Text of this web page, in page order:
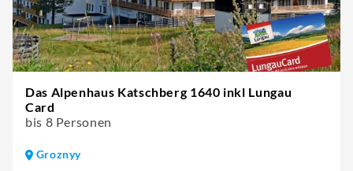
Das Alpenhaus Katschberg 1640 inkl Lungau
Card
bis 8 Personen
Groznyy